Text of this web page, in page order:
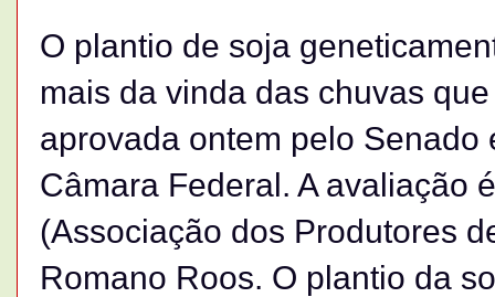
O plantio de soja
mais da vinda das chuvas
aprovada ontem pelo
Câmara Federal. A avaliação
(Associação dos Produtores
Romano Roos. O plantio da